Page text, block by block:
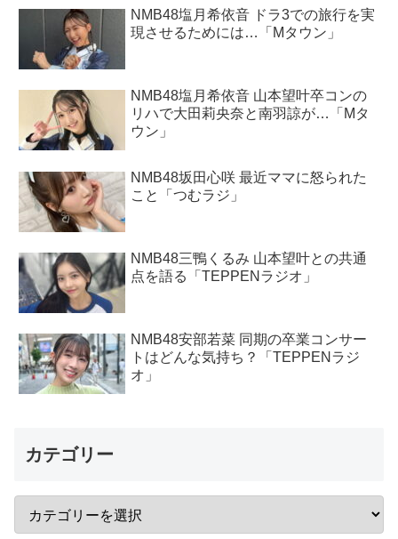
NMB48塩月希依音 ドラ3での旅行を実
現させるためには…「Mタウン」
NMB48塩月希依音 山本望叶卒コンの
リハで大田莉央奈と南羽諒が…「Mタ
ウン」
NMB48坂田心咲 最近ママに怒られた
こと「つむラジ」
NMB48三鴨くるみ 山本望叶との共通
点を語る「TEPPENラジオ」
NMB48安部若菜 同期の卒業コンサー
トはどんな気持ち？「TEPPENラジ
オ」
カテゴリー